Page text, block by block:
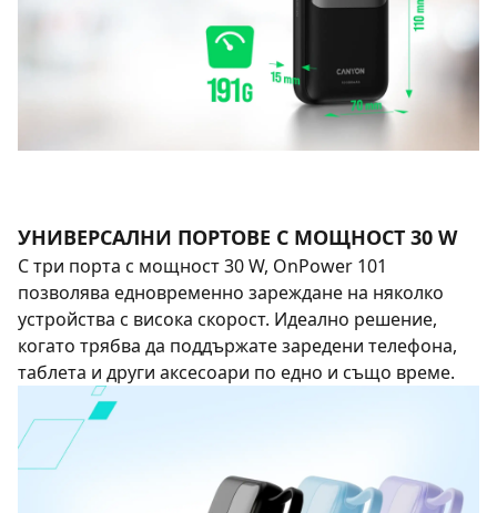
УНИВЕРСАЛНИ ПОРТОВЕ С МОЩНОСТ 30 W
С три порта с мощност 30 W, OnPower 101
позволява едновременно зареждане на няколко
устройства с висока скорост. Идеално решение,
когато трябва да поддържате заредени телефона,
таблета и други аксесоари по едно и също време.